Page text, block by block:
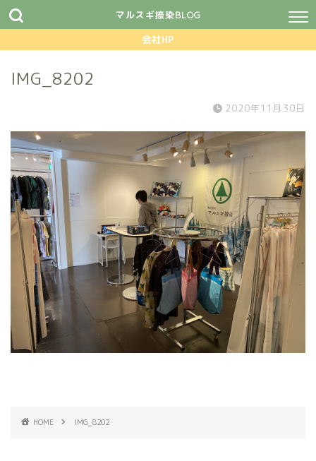
マルスギ捺染BLOG
会社HP
IMG_8202
2020年11月30日
HOME IMG_8202